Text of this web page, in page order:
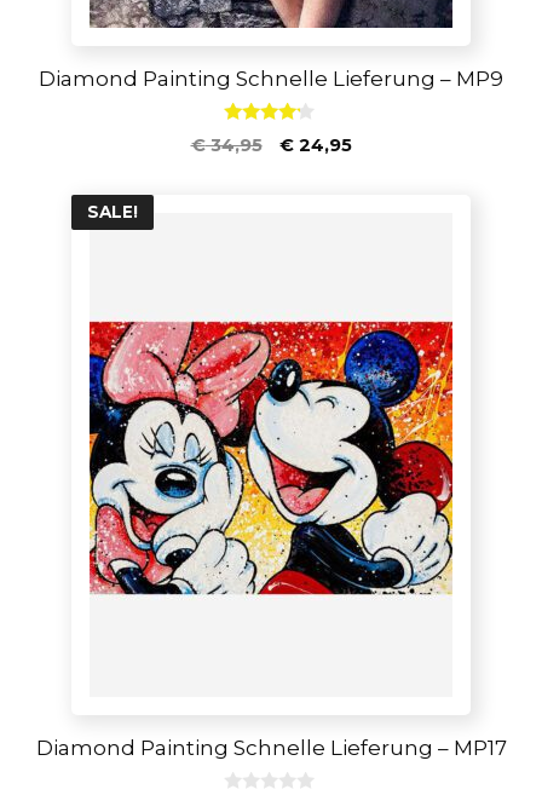
Diamond Painting Schnelle Lieferung – MP9
4.00
von 5
€34,95 €24,95
SALE!
Diamond Painting Schnelle Lieferung – MP17